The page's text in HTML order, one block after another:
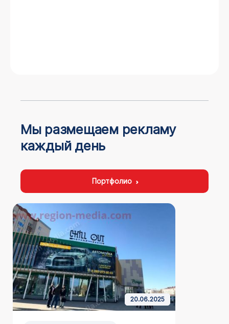
Мы размещаем рекламу
каждый день
Портфолио
20.06.2025